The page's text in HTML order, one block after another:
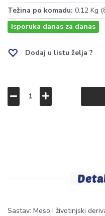
Težina po komadu: 0.12 Kg
Isporuka danas za danas
Dodaj u listu želja ?
Sastav: Meso i životinjski